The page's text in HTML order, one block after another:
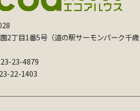
2丁目1番5号（道の駅サーモンパーク千歳
23-4879
22-1403